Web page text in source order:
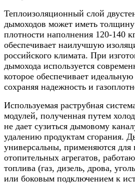
Теплоизоляционный слой
дымоходов может иметь
плотности наполнения 120-140
обеспечивает наилучшую
российского климата. При
дымохода используется
которое обеспечивает
сохраняя надежность и
Используемая раструбная
модулей, полученная путем
не дает сузиться дымовому
удалению продуктам сгорания.
универсальны, применяются для
отопительных агрегатов,
топлива (газ, дизель, дрова,
или боковым подключением к